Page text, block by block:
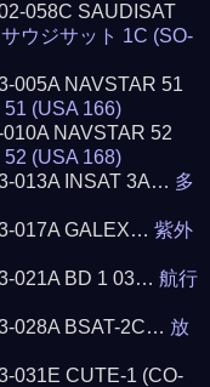
058C SAUDISAT
ウジサット 1C (SO-
005A NAVSTAR 51
(USA 166)
NAVSTAR 52
(USA 168)
013A INSAT 3A… 多
017A GALEX…紫外
021A BD 1 03…航行
028A BSAT-2C… 放
031E CUTE-1 (CO-